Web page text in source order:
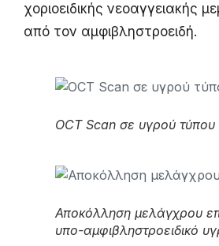
χοριοειδικής νεοαγγειακής
από τον αμφιβληστροειδή.
OCT Scan σε υγρού
Αποκόλληση μελάγχρου
υπο-αμφιβληστροειδικό